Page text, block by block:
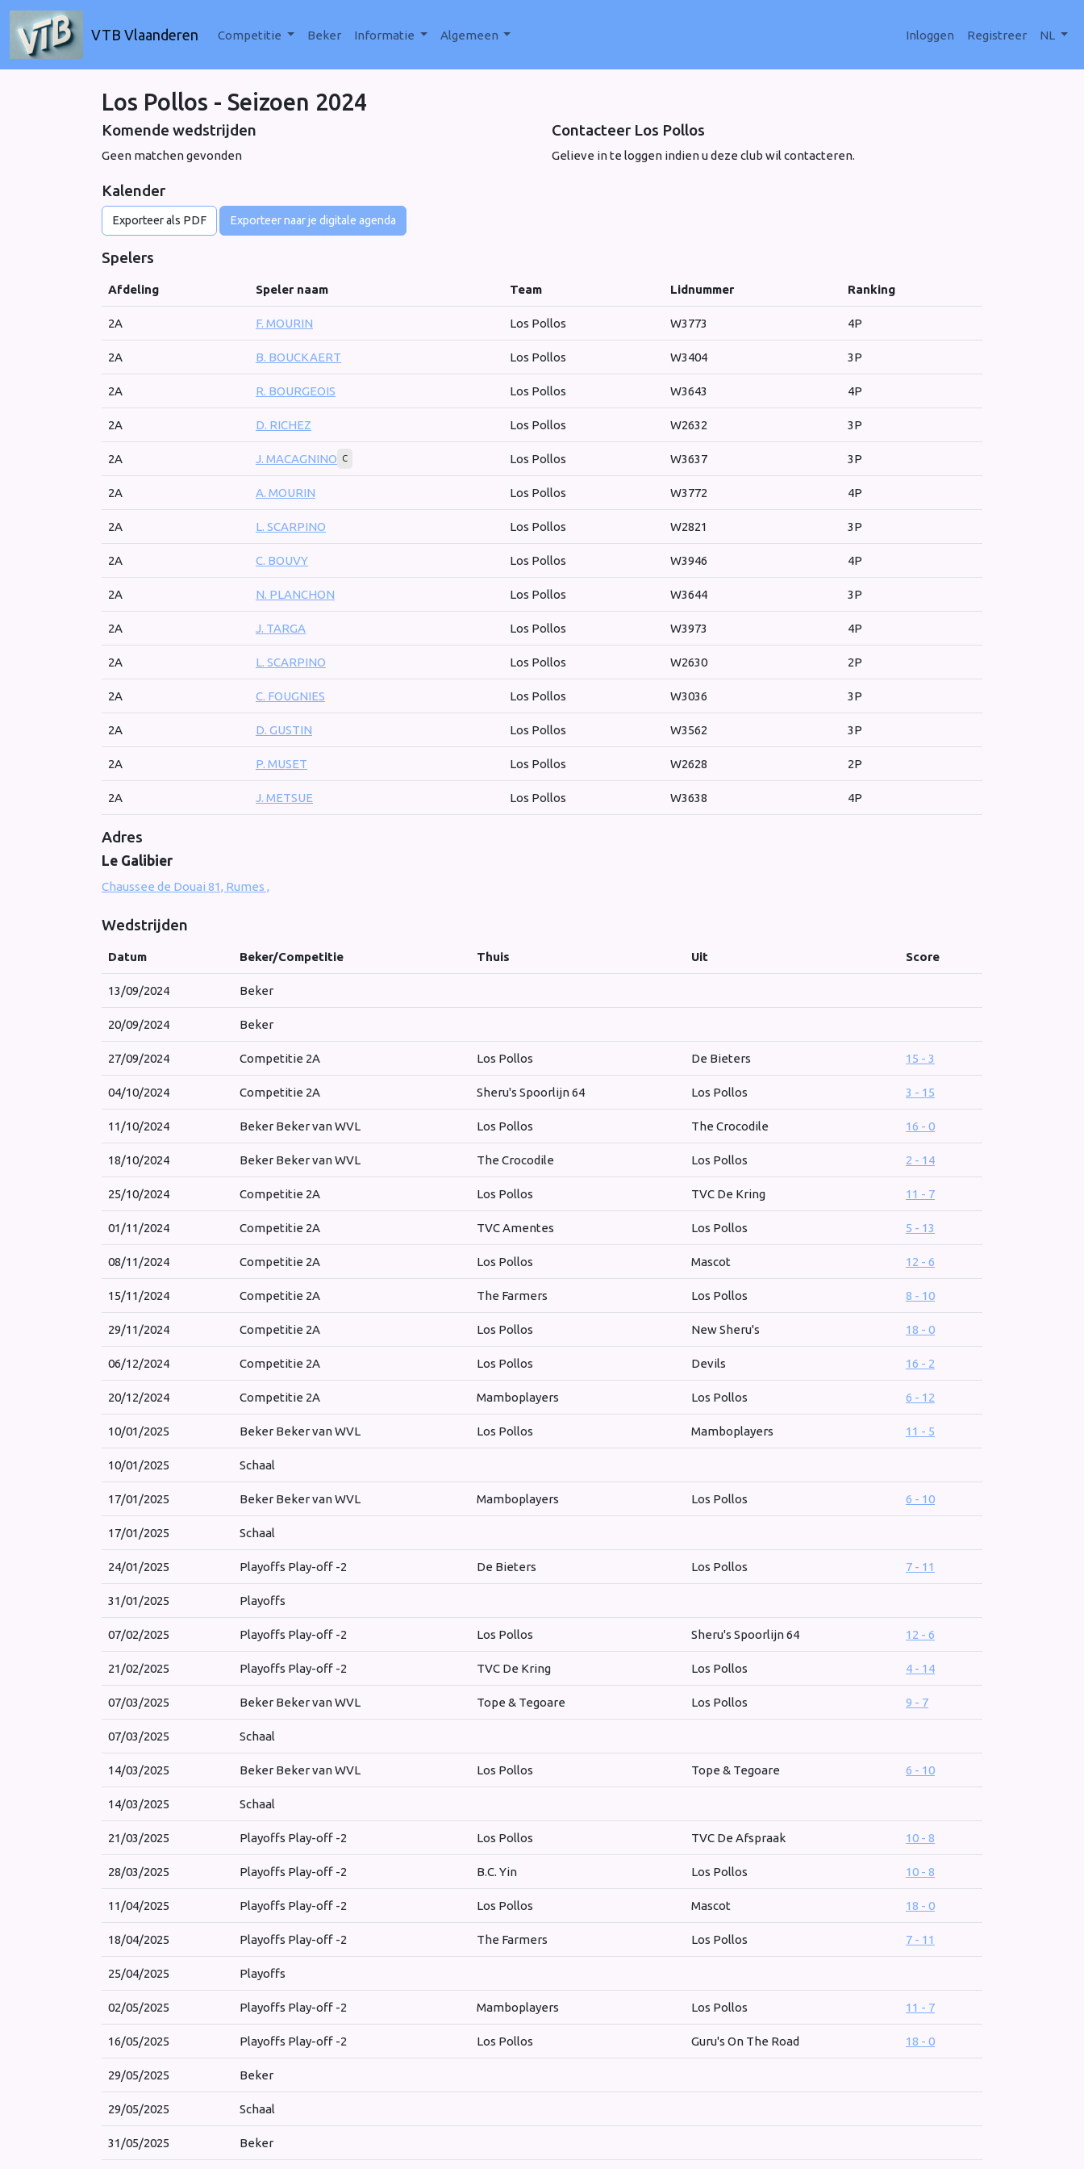
VTB Vlaanderen Competitie Beker Informatie Algemeen Inloggen Registreer NL
Los Pollos - Seizoen 2024
Komende wedstrijden
Geen matchen gevonden
Contacteer Los Pollos
Gelieve in te loggen indien u deze club wil contacteren.
Kalender
Exporteer als PDF Exporteer naar je digitale agenda
Spelers
Afdeling Speler naam Team Lidnummer Ranking
2A F. MOURIN Los Pollos W3773 4P
2A B. BOUCKAERT Los Pollos W3404 3P
2A R. BOURGEOIS Los Pollos W3643 4P
2A D. RICHEZ Los Pollos W2632 3P
2A J. MACAGNINO C Los Pollos W3637 3P
2A A. MOURIN Los Pollos W3772 4P
2A L. SCARPINO Los Pollos W2821 3P
2A C. BOUVY Los Pollos W3946 4P
2A N. PLANCHON Los Pollos W3644 3P
2A J. TARGA Los Pollos W3973 4P
2A L. SCARPINO Los Pollos W2630 2P
2A C. FOUGNIES Los Pollos W3036 3P
2A D. GUSTIN Los Pollos W3562 3P
2A P. MUSET Los Pollos W2628 2P
2A J. METSUE Los Pollos W3638 4P
Adres
Le Galibier
Chaussee de Douai 81, Rumes ,
Wedstrijden
Datum Beker/Competitie Thuis Uit Score
13/09/2024 Beker
20/09/2024 Beker
27/09/2024 Competitie 2A Los Pollos De Bieters 15 - 3
04/10/2024 Competitie 2A Sheru's Spoorlijn 64 Los Pollos 3 - 15
11/10/2024 Beker Beker van WVL Los Pollos The Crocodile 16 - 0
18/10/2024 Beker Beker van WVL The Crocodile Los Pollos 2 - 14
25/10/2024 Competitie 2A Los Pollos TVC De Kring 11 - 7
01/11/2024 Competitie 2A TVC Amentes Los Pollos 5 - 13
08/11/2024 Competitie 2A Los Pollos Mascot 12 - 6
15/11/2024 Competitie 2A The Farmers Los Pollos 8 - 10
29/11/2024 Competitie 2A Los Pollos New Sheru's 18 - 0
06/12/2024 Competitie 2A Los Pollos Devils 16 - 2
20/12/2024 Competitie 2A Mamboplayers Los Pollos 6 - 12
10/01/2025 Beker Beker van WVL Los Pollos Mamboplayers 11 - 5
10/01/2025 Schaal
17/01/2025 Beker Beker van WVL Mamboplayers Los Pollos 6 - 10
17/01/2025 Schaal
24/01/2025 Playoffs Play-off -2 De Bieters Los Pollos 7 - 11
31/01/2025 Playoffs
07/02/2025 Playoffs Play-off -2 Los Pollos Sheru's Spoorlijn 64 12 - 6
21/02/2025 Playoffs Play-off -2 TVC De Kring Los Pollos 4 - 14
07/03/2025 Beker Beker van WVL Tope & Tegoare Los Pollos 9 - 7
07/03/2025 Schaal
14/03/2025 Beker Beker van WVL Los Pollos Tope & Tegoare 6 - 10
14/03/2025 Schaal
21/03/2025 Playoffs Play-off -2 Los Pollos TVC De Afspraak 10 - 8
28/03/2025 Playoffs Play-off -2 B.C. Yin Los Pollos 10 - 8
11/04/2025 Playoffs Play-off -2 Los Pollos Mascot 18 - 0
18/04/2025 Playoffs Play-off -2 The Farmers Los Pollos 7 - 11
25/04/2025 Playoffs
02/05/2025 Playoffs Play-off -2 Mamboplayers Los Pollos 11 - 7
16/05/2025 Playoffs Play-off -2 Los Pollos Guru's On The Road 18 - 0
29/05/2025 Beker
29/05/2025 Schaal
31/05/2025 Beker